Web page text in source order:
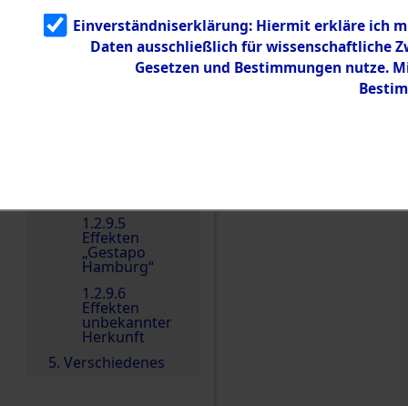
Dokument
e
1.2.9.5
Effekten
„Gestapo
Hamburg“
1.2.9.6
Effekten
unbekannter
Herkunft
5. Verschiedenes
Einen Kommentar
Einverständniserklärung: Hiermit erkläre ich
Daten ausschließlich für wissenschaftliche
Gesetzen und Bestimmungen nutze.